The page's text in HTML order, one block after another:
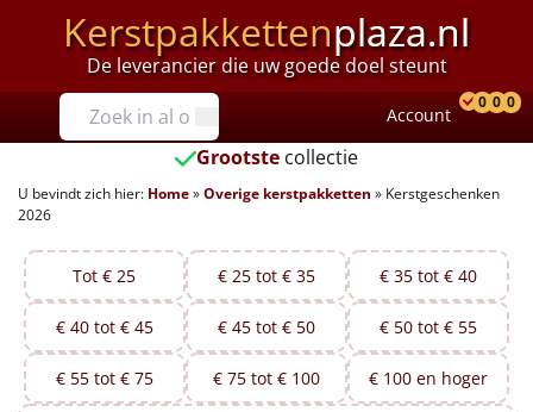
Kerstpakkettenplaza.nl
De leverancier die uw goede doel steunt
Prijzen
Tot €25
€25 tot €35
€35 tot €40
€40 tot €45
€45 tot €50
Account
0 0 0
Grootste collectie
U bevindt zich hier: Home»Overige kerstpakketten » Kerstgeschenken
2026
Tot € 25 € 25 tot € 35 € 35 tot € 40
€ 40 tot € 45 € 45 tot € 50 € 50 tot € 55
€ 55 tot € 75 € 75 tot € 100 € 100 en hoger